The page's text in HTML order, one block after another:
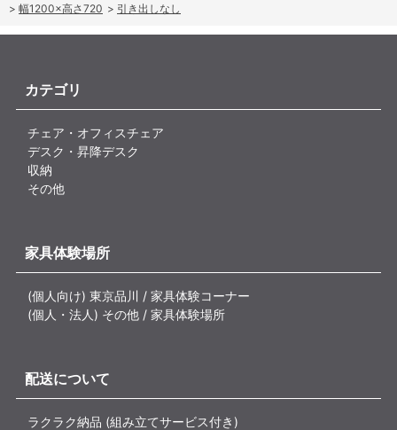
> 幅1200×高さ720 > 引き出しなし
カテゴリ
チェア・オフィスチェア
デスク・昇降デスク
収納
その他
家具体験場所
(個人向け) 東京品川 / 家具体験コーナー
(個人・法人) その他 / 家具体験場所
配送について
ラクラク納品 (組み立てサービス付き)